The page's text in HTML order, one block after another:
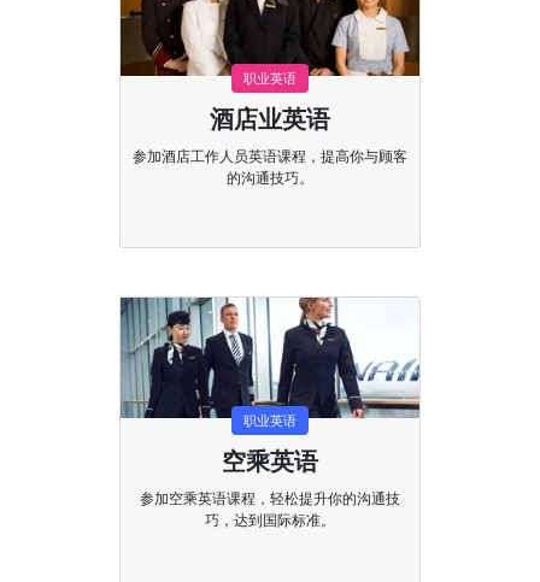
职业英语
酒店业英语
参加酒店工作人员英语课程，提高你与顾客
的沟通技巧。
职业英语
空乘英语
参加空乘英语课程，轻松提升你的沟通技
巧，达到国际标准。